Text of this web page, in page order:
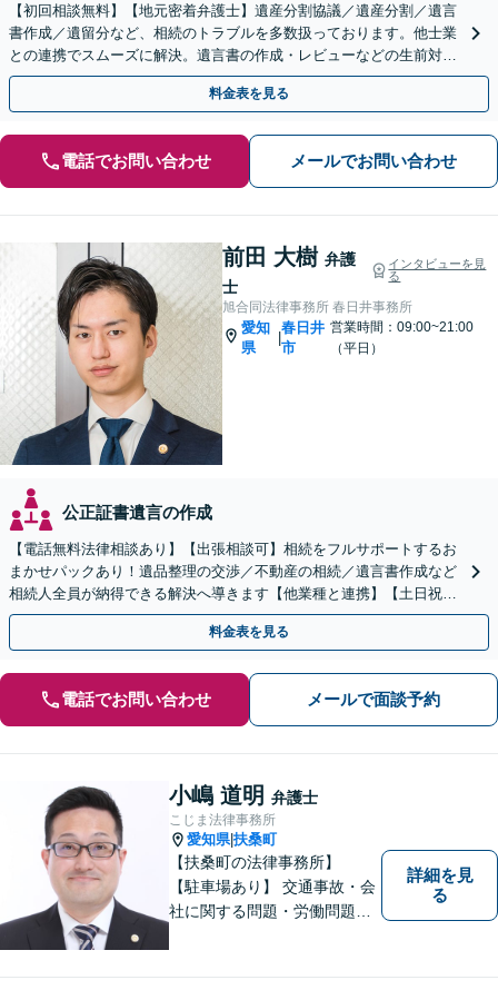
【初回相談無料】【地元密着弁護士】遺産分割協議／遺産分割／遺言
書作成／遺留分など、相続のトラブルを多数扱っております。他士業
との連携でスムーズに解決。遺言書の作成・レビューなどの生前対策
も承ります。【法テラス利用可能】【駐車場完備】
料金表を見る
電話でお問い合わせ メールでお問い合わせ
前田 大樹 弁護
士
インタビューを見
る
旭合同法律事務所 春日井事務所
愛知
県
|
春日井
市
営業時間：09:00~21:00
（平日）
公正証書遺言の作成
【電話無料法律相談あり】【出張相談可】相続をフルサポートするお
まかせパックあり！遺品整理の交渉／不動産の相続／遺言書作成など
相続人全員が納得できる解決へ導きます【他業種と連携】【土日祝・
夜間対応】【完全個室】
料金表を見る
電話でお問い合わせ メールで面談予約
小嶋 道明 弁護士
こじま法律事務所
愛知県|扶桑町
【扶桑町の法律事務所】
【駐車場あり】 交通事故・会
社に関する問題・労働問題・
詳細を見
る